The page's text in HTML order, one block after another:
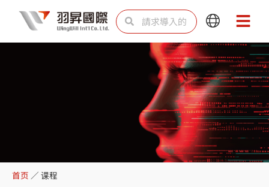
内
SearchSearch
Main
Menu
Main
Menu
课程
首页 ／ 课程